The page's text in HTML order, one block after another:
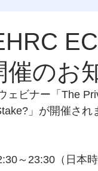
催のお
ェビナー「The
」が開催され
～23:30（日本